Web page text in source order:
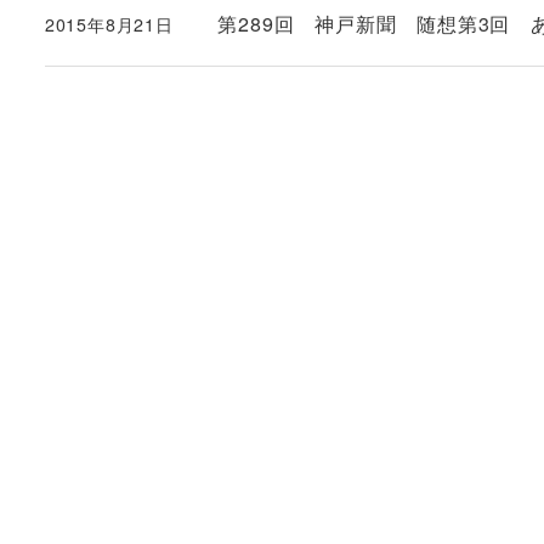
第289回 神戸新聞 随想第3回 あ
投稿日
2015年8月21日